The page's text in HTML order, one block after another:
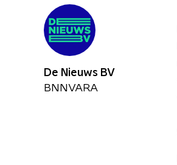
De Nieuws BV
BNNVARA